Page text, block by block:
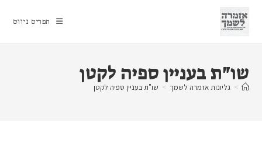
content
תפריט ניווט
שו"ת בעניין ספיה לקטן
> גליונות אזמרה לשמך > שו"ת בעניין ספיה לקטן